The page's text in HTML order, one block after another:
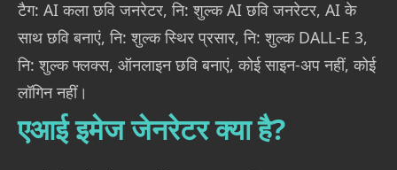
टैग: AI कला छवि जनरेटर, नि: शुल्क AI छवि जनरेटर, AI के
साथ छवि बनाएं, नि: शुल्क स्थिर प्रसार, नि: शुल्क DALL-E 3,
नि: शुल्क फ्लक्स, ऑनलाइन छवि बनाएं, कोई साइन-अप नहीं, कोई
लॉगिन नहीं।
एआई इमेज जेनरेटर क्या है?